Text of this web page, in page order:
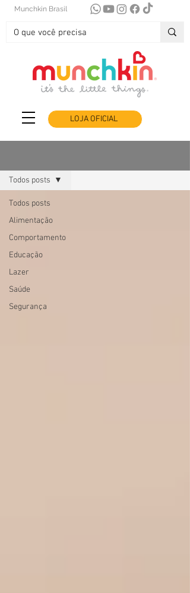
Munchkin Brasil
LOJA OFICIAL
Todos posts
Alimentação
Comportamento
Educação
Lazer
Saúde
Segurança
Todos posts